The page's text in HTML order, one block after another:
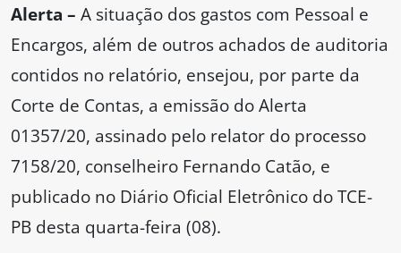
Alerta – A situação dos gastos com Pessoal e
Encargos, além de outros achados de auditoria
contidos no relatório, ensejou, por parte da
Corte de Contas, a emissão do Alerta
01357/20, assinado pelo relator do processo
7158/20, conselheiro Fernando Catão, e
publicado no Diário Oficial Eletrônico do TCE-
PB desta quarta-feira (08).